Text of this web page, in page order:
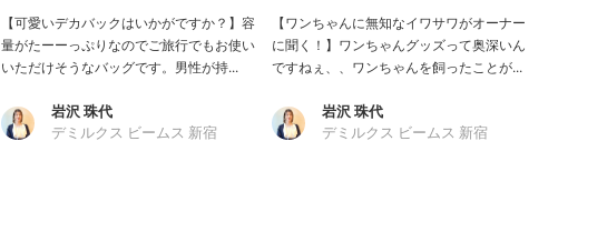
【可愛いデカバックはいかがですか？】容
量がたーーっぷりなのでご旅行でもお使い
いただけそうなバッグです。男性が持...
岩沢 珠代
デミルクス ビームス 新宿
【ワンちゃんに無知なイワサワがオーナー
に聞く！】ワンちゃんグッズって奥深いん
ですねぇ、、ワンちゃんを飼ったことが...
岩沢 珠代
デミルクス ビームス 新宿